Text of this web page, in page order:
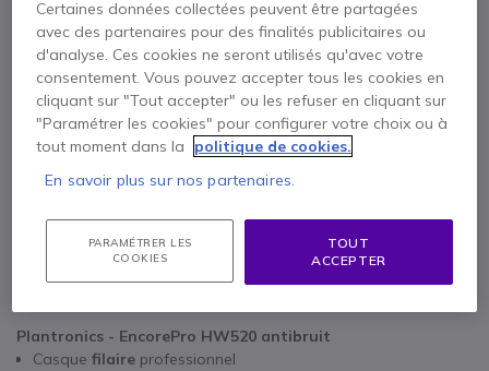
38,75 €
3 mois de garantieconstructeur
Payez en 4 sans frais (51,76 €)Afficher plus
Plantronics - EncorePro HW520 antibruit
Casque filaire professionnel
Certaines données collectées peuvent être partagées
avec des partenaires pour des finalités publicitaires ou
d'analyse. Ces cookies ne seront utilisés qu'avec votre
consentement. Vous pouvez accepter tous les cookies en
cliquant sur "Tout accepter" ou les refuser en cliquant sur
"Paramétrer les cookies" pour configurer votre choix ou à
tout moment dans la
politique de cookies.
En savoir plus sur nos partenaires.
PARAMÉTRER LES
COOKIES
TOUT
ACCEPTER